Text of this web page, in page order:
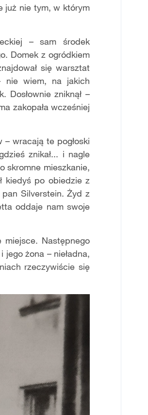
już nie tym, w którym
– sam środek
Domek z ogródkiem
się warsztat
nie wiem, na jakich
Dosłownie zniknął –
zakopała wcześniej
– wracają te pogłoski
znikał... i nagle
skromne mieszkanie,
kiedyś po obiedzie z
Silverstein. Żyd z
oddaje nam swoje
miejsce. Następnego
żona – nieładna,
rzeczywiście się